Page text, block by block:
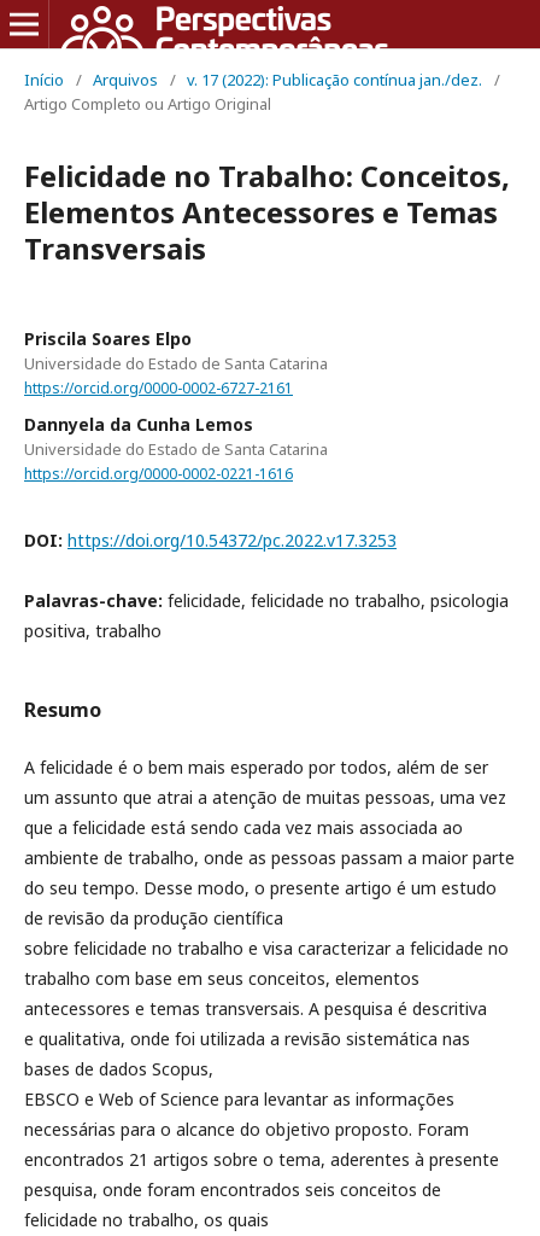
Início / Arquivos / v. 17 (2022): Publicação contínua jan./dez.
/
Artigo Completo ou Artigo Original
Felicidade no Trabalho: Conceitos,
Elementos Antecessores e Temas
Transversais
Priscila Soares Elpo
Universidade do Estado de Santa Catarina
https://orcid.org/0000-0002-6727-2161
Dannyela da Cunha Lemos
Universidade do Estado de Santa Catarina
https://orcid.org/0000-0002-0221-1616
DOI: https://doi.org/10.54372/pc.2022.v17.3253
Palavras-chave: felicidade, felicidade no trabalho, psicologia
positiva, trabalho
Resumo
A felicidade é o bem mais esperado por todos, além de ser
um assunto que atrai a atenção de muitas pessoas, uma vez
que a felicidade está sendo cada vez mais associada ao
ambiente de trabalho, onde as pessoas passam a maior parte
do seu tempo. Desse modo, o presente artigo é um estudo
de revisão da produção científica
sobre felicidade no trabalho e visa caracterizar a felicidade no
trabalho com base em seus conceitos, elementos
antecessores e temas transversais. A pesquisa é descritiva
e qualitativa, onde foi utilizada a revisão sistemática nas
bases de dados Scopus,
EBSCO e Web of Science para levantar as informações
necessárias para o alcance do objetivo proposto. Foram
encontrados 21 artigos sobre o tema, aderentes à presente
pesquisa, onde foram encontrados seis conceitos de
felicidade no trabalho, os quais